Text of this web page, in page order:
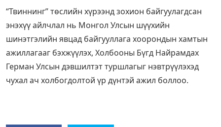
“Твиннинг” төслийн хүрээнд зохион байгуулагдсан
энэхүү айлчлал нь Монгол Улсын шүүхийн
шинэтгэлийн явцад байгууллага хоорондын хамтын
ажиллагааг бэхжүүлэх, Холбооны Бүгд Найрамдах
Герман Улсын дэвшилтэт туршлагыг нэвтрүүлэхэд
чухал ач холбогдолтой үр дүнтэй ажил боллоо.